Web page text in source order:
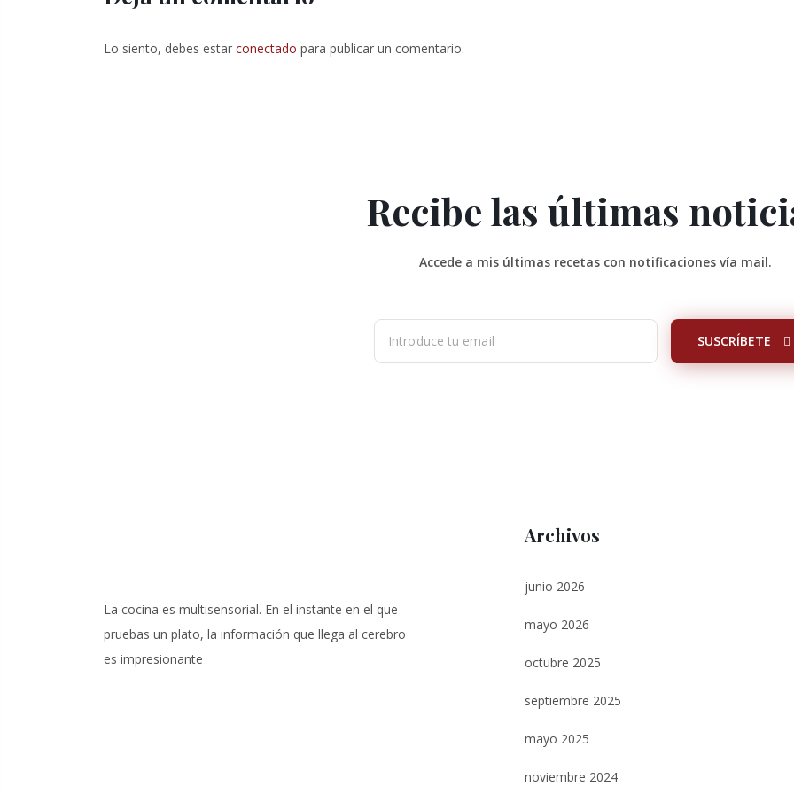
Lo siento, debes estar conectado para publicar un comentario.
Recibe las últimas
Accede a mis últimas recetas con notificaciones vía mail.
SUSCRÍBETE
La cocina es multisensorial. En el instante en el que
pruebas un plato, la información que llega al cerebro
es impresionante
Archivos
junio 2026
mayo 2026
octubre 2025
septiembre 2025
mayo 2025
noviembre 2024